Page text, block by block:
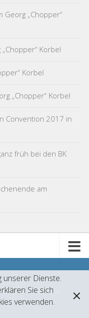
Georg „Chopper“
Korbel
Korbel
„Chopper“ Korbel
Convention 2017 in
früh bei den BK
am
Hueman-Theme
unserer Dienste.
Sie sich
verwenden.